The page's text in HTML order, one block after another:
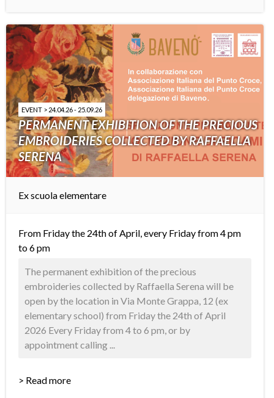
EVENT > 24.04.26 - 25.09.26
PERMANENT EXHIBITION OF THE PRECIOUS
EMBROIDERIES COLLECTED BY RAFFAELLA
SERENA
Ex scuola elementare
From Friday the 24th of April, every Friday from 4 pm
to 6 pm
The permanent exhibition of the precious
embroideries collected by Raffaella Serena will be
open by the location in Via Monte Grappa, 12 (ex
elementary school) from Friday the 24th of April
2026 Every Friday from 4 to 6 pm, or by
appointment calling ...
> Read more